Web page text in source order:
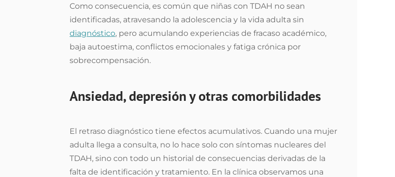
Como consecuencia, es común que niñas con TDAH no sean
identificadas, atravesando la adolescencia y la vida adulta sin
diagnóstico, pero acumulando experiencias de fracaso académico,
baja autoestima, conflictos emocionales y fatiga crónica por
sobrecompensación.
Ansiedad, depresión y otras comorbilidades
El retraso diagnóstico tiene efectos acumulativos. Cuando una mujer
adulta llega a consulta, no lo hace solo con síntomas nucleares del
TDAH, sino con todo un historial de consecuencias derivadas de la
falta de identificación y tratamiento. En la clínica observamos una